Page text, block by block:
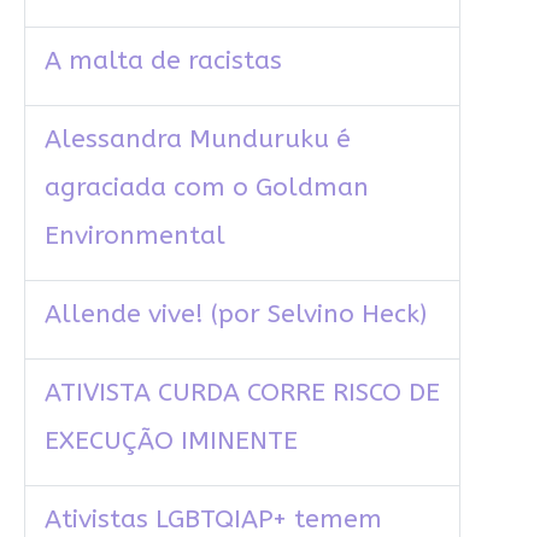
A malta de racistas
Alessandra Munduruku é
agraciada com o Goldman
Environmental
Allende vive! (por Selvino Heck)
ATIVISTA CURDA CORRE RISCO DE
EXECUÇÃO IMINENTE
Ativistas LGBTQIAP+ temem